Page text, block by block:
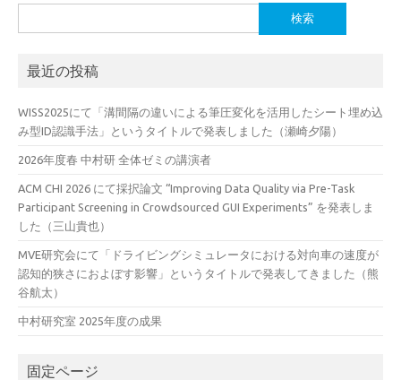
索:
最近の投稿
WISS2025にて「溝間隔の違いによる筆圧変化を活用したシート埋め込
み型ID認識手法」というタイトルで発表しました（瀬崎夕陽）
2026年度春 中村研 全体ゼミの講演者
ACM CHI 2026 にて採択論文 “Improving Data Quality via Pre-Task
Participant Screening in Crowdsourced GUI Experiments” を発表しま
した（三山貴也）
MVE研究会にて「ドライビングシミュレータにおける対向車の速度が
認知的狭さにおよぼす影響」というタイトルで発表してきました（熊
谷航太）
中村研究室 2025年度の成果
固定ページ